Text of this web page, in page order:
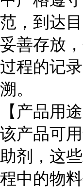
范，到达
妥善存放
过程的记
溯。
【产品用途
该产品可
助剂，这
程中的物